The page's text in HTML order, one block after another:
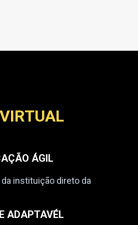
ÁGIL
instituiç​ão direto da
ADAPTAVÉL